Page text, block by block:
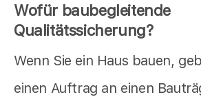
Wofür baubegleitende
Qualitätssicherung?
Wenn Sie ein Haus bauen,
einen Auftrag an einen